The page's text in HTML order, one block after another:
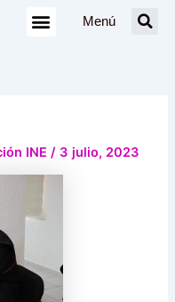
Menú
INE/ 3 julio, 2023